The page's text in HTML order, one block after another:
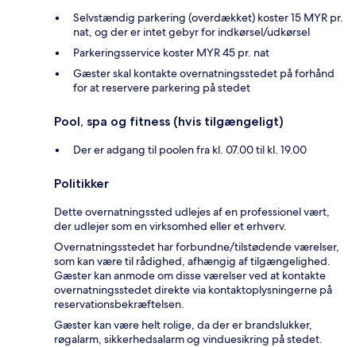
Selvstændig parkering (overdækket) koster 15 MYR pr.
nat, og der er intet gebyr for indkørsel/udkørsel
Parkeringsservice koster MYR 45 pr. nat
Gæster skal kontakte overnatningsstedet på forhånd
for at reservere parkering på stedet
Pool, spa og fitness (hvis tilgængeligt)
Der er adgang til poolen fra kl. 07.00 til kl. 19.00
Politikker
Dette overnatningssted udlejes af en professionel vært,
der udlejer som en virksomhed eller et erhverv.
Overnatningsstedet har forbundne/tilstødende værelser,
som kan være til rådighed, afhængig af tilgængelighed.
Gæster kan anmode om disse værelser ved at kontakte
overnatningsstedet direkte via kontaktoplysningerne på
reservationsbekræftelsen.
Gæster kan være helt rolige, da der er brandslukker,
røgalarm, sikkerhedsalarm og vinduesikring på stedet.